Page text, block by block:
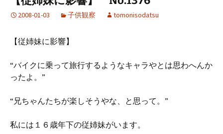
ツ
キ
プ
2008-01-03 子供観察 tomonisodatsu
【従姉妹に影響】
“バイクに乗って旅行するようなキャラやとは思わへんか
ったよ。”
“兄ちゃんたちが楽しそうやな、と思って。”
私には１６歳年下の従姉妹がいます。